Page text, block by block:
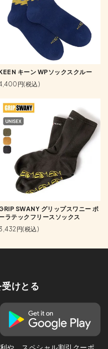
キーン WPソックスクルー
円(税込)
SWANY グリップスワニー ポ
ラテックフリースソックス
円(税込)
けとる
や、スペシャル割引クーポ